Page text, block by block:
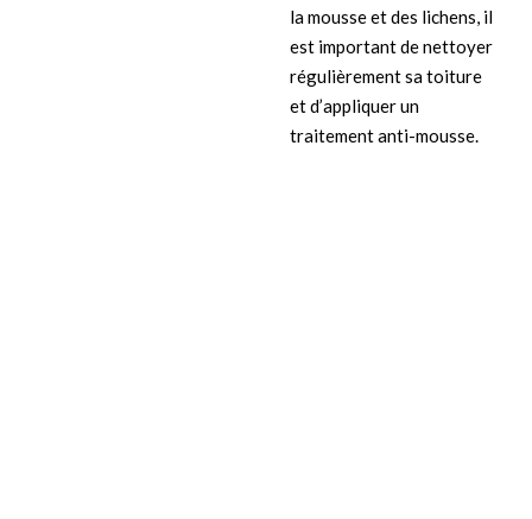
la mousse et des lichens, il
est important de nettoyer
régulièrement sa toiture
et d’appliquer un
traitement anti-mousse.